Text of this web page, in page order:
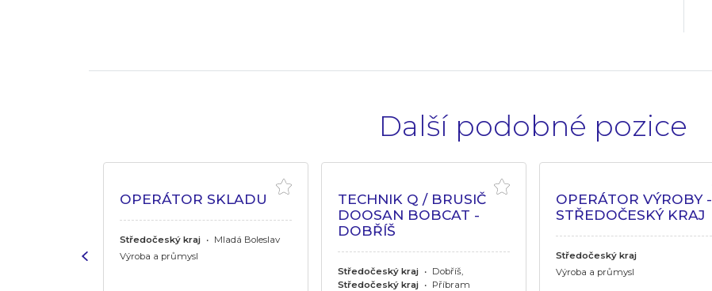
Další podobné pozice
OPERÁTOR SKLADU
Středočeský kraj • Mladá Boleslav
Výroba a průmysl
TECHNIK Q / BRUSIČ
DOOSAN BOBCAT -
DOBŘÍŠ
Středočeský kraj • Dobříš,
Středočeský kraj • Příbram
OPERÁTOR VÝROBY -
STŘEDOČESKÝ KRAJ
Středočeský kraj
Výroba a průmysl